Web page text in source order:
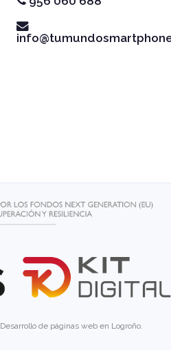
Desarrollo de páginas web en Logroño.